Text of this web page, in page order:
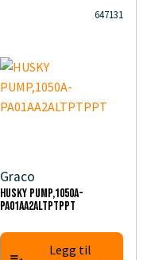
647131
Graco
HUSKY PUMP,1050A-
PA01AA2ALTPTPPT
Legg til